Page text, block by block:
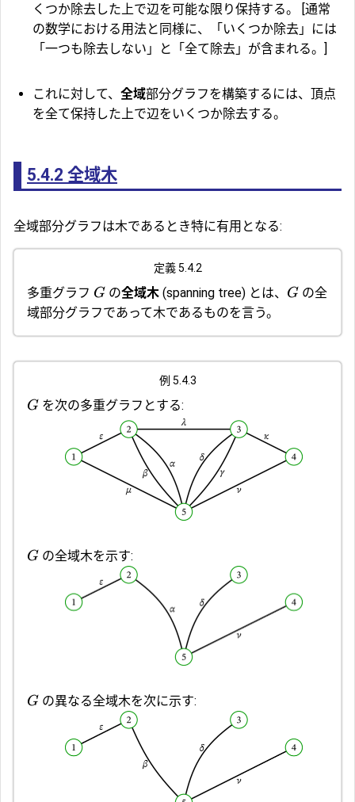
くつか除去した上で辺を可能な限り保持する。
[通常
の数学における用法と同様に、「いくつか除去」には
「一つも除去しない」と「全て除去」が含まれる。]
これに対して、 全域部分グラフを構築するには、頂点
を全て保持した上で辺をいくつか除去する。
5.4.2 全域木
全域部分グラフは木であるとき特に有用となる:
定義 5.4.2
多重グラフ G の全域木 (spanning tree) とは、 G の全
域部分グラフであって木であるものを言う。
例 5.4.3
G を次の多重グラフとする:
G の全域木を示す:
G の異なる全域木を次に示す: